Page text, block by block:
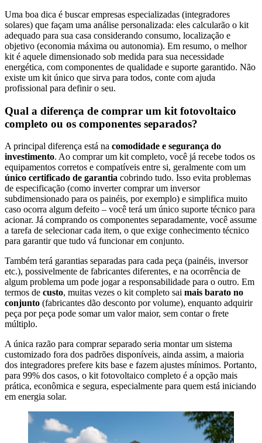
Uma boa dica é buscar empresas especializadas (integradores
solares) que façam uma análise personalizada: eles calcularão o kit
adequado para sua casa considerando consumo, localização e
objetivo (economia máxima ou autonomia). Em resumo, o melhor
kit é aquele dimensionado sob medida para sua necessidade
energética, com componentes de qualidade e suporte garantido. Não
existe um kit único que sirva para todos, conte com ajuda
profissional para definir o seu.
Qual a diferença de comprar um kit fotovoltaico
completo ou os componentes separados?
A principal diferença está na comodidade e segurança do
investimento. Ao comprar um kit completo, você já recebe todos os
equipamentos corretos e compatíveis entre si, geralmente com um
único certificado de garantia cobrindo tudo. Isso evita problemas
de especificação (como inverter comprar um inversor
subdimensionado para os painéis, por exemplo) e simplifica muito
caso ocorra algum defeito – você terá um único suporte técnico para
acionar. Já comprando os componentes separadamente, você assume
a tarefa de selecionar cada item, o que exige conhecimento técnico
para garantir que tudo vá funcionar em conjunto.
Também terá garantias separadas para cada peça (painéis, inversor
etc.), possivelmente de fabricantes diferentes, e na ocorrência de
algum problema um pode jogar a responsabilidade para o outro. Em
termos de custo, muitas vezes o kit completo sai mais barato no
conjunto (fabricantes dão desconto por volume), enquanto adquirir
peça por peça pode somar um valor maior, sem contar o frete
múltiplo.
A única razão para comprar separado seria montar um sistema
customizado fora dos padrões disponíveis, ainda assim, a maioria
dos integradores prefere kits base e fazem ajustes mínimos. Portanto,
para 99% dos casos, o kit fotovoltaico completo é a opção mais
prática, econômica e segura, especialmente para quem está iniciando
em energia solar.